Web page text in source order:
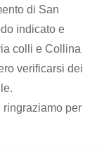
di San
indicato e
colli e Collina
verificarsi dei
per